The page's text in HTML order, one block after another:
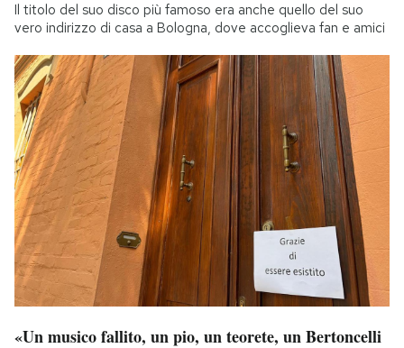
Il titolo del suo disco più famoso era anche quello del suo
vero indirizzo di casa a Bologna, dove accoglieva fan e amici
«Un musico fallito, un pio, un teorete, un Bertoncelli